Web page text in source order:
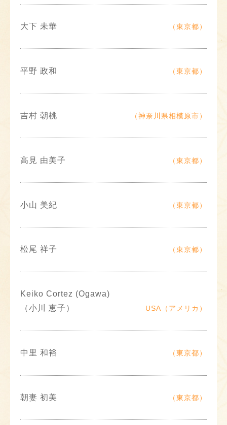
大下 未華 （東京都）
平野 政和 （東京都）
吉村 朝桃 （神奈川県相模原市）
高見 由美子 （東京都）
小山 美紀 （東京都）
松尾 祥子 （東京都）
Keiko Cortez (Ogawa)
（小川 恵子）
USA（アメリカ）
中里 和裕 （東京都）
朝妻 初美 （東京都）